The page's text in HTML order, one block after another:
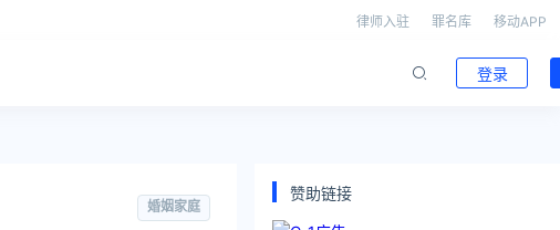
律师入驻 罪名库 移动APP
登录
婚姻家庭
赞助链接